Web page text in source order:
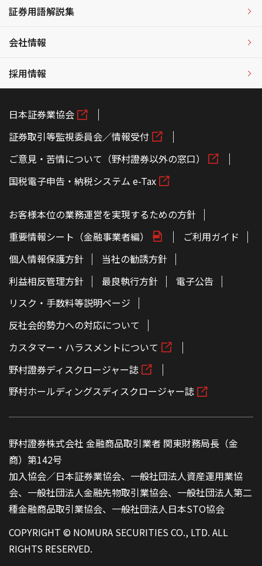
証券用語解説集
会社情報
採用情報
日本証券業協会
証券取引等監視委員会／情報受付
ご意見・苦情について（野村證券以外の窓口）
国税電子申告・納税システム e-Tax
お客様本位の業務運営を実現するための方針
重要情報シート（金融事業者編）
ご利用ガイド
個人情報保護方針
当社の勧誘方針
利益相反管理方針
最良執行方針
電子公告
リスク・手数料等説明ページ
反社会的勢力への対応について
カスタマー・ハラスメントについて
野村證券ディスクロージャー誌
野村ホールディングスディスクロージャー誌
野村證券株式会社 金融商品取引業者 関東財務局長（金
商）第142号
加入協会／日本証券業協会、一般社団法人資産運用業協
会、一般社団法人金融先物取引業協会、一般社団法人第二
種金融商品取引業協会、一般社団法人日本STO協会
COPYRIGHT © NOMURA SECURITIES CO., LTD. ALL
RIGHTS RESERVED.